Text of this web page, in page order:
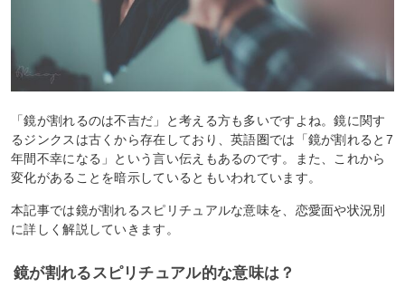
「鏡が割れるのは不吉だ」と考える方も多いですよね。鏡に関す
るジンクスは古くから存在しており、英語圏では「鏡が割れると7
年間不幸になる」という言い伝えもあるのです。また、これから
変化があることを暗示しているともいわれています。
本記事では鏡が割れるスピリチュアルな意味を、恋愛面や状況別
に詳しく解説していきます。
鏡が割れるスピリチュアル的な意味は？